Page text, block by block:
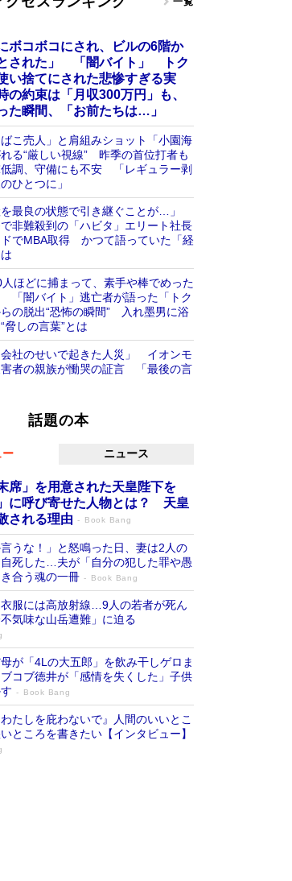
ボコボコにされ、ビルの6階か
された」 「闇バイト」 トク
い捨てにされた悲惨すぎる実
約束は「月収300万円」も、
た瞬間、「お前たちは…」
ばこ売人」と肩組みショット「小園海
る“厳しい視線” 昨季の首位打者も
調、守備にも不安 「レギュラー剥
ひとつに」
を最良の状態で引き継ぐことが…」
非難殺到の「ハビタ」エリート社長
ドでMBA取得 かつて語っていた「経
人ほどに捕まって、素手や棒でめった
闇バイト」逃亡者が語った「トク
らの脱出“恐怖の瞬間” 入れ墨男に浴
脅しの言葉”とは
会社のせいで起きた人災」 イオンモ
害者の親族が慟哭の証言 「最後の言
話題の本
ー ニュース
席」を用意された天皇陛下を
に呼び寄せた人物とは？ 天皇
される理由
Book Bang
言うな！」と怒鳴った日、妻は2人の
死した…夫が「自分の犯した罪や愚
合う魂の一冊
Book Bang
服には高放射線…9人の若者が死ん
気味な山岳遭難」に迫る
が「4Lの大五郎」を飲み干しゲロま
コブ徳井が「感情を失くした」子供
Book Bang
たしを庇わないで』人間のいいとこ
ところを書きたい【インタビュー】